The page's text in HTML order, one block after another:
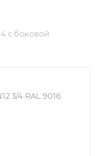
с боковой
3/4 RAL 9016